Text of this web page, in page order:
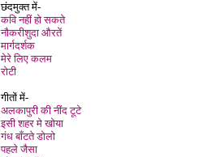
छंदमुक्त में-
कवि नहीं हो सकते
नौकरीशुदा औरतें
मार्गदर्शक
मेरे लिए कलम
रोटी
गीतों में-
अलकापुरी की नींद टूटे
इसी शहर मे खोया
गंध बाँटते डोलो
पहले जैसा